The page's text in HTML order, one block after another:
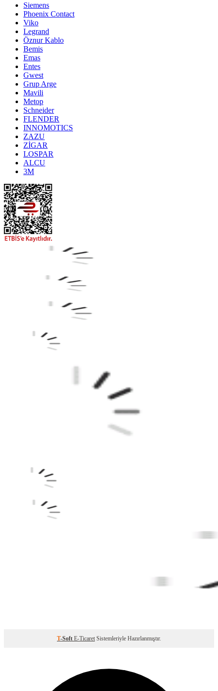
Siemens
Phoenix Contact
Viko
Legrand
Öznur Kablo
Bemis
Emas
Entes
Gwest
Grup Arge
Mavili
Metop
Schneider
FLENDER
INNOMOTICS
ZAZU
ZİGAR
LOSPAR
ALCU
3M
T-Soft E-Ticaret Sistemleriyle Hazırlanmıştır.